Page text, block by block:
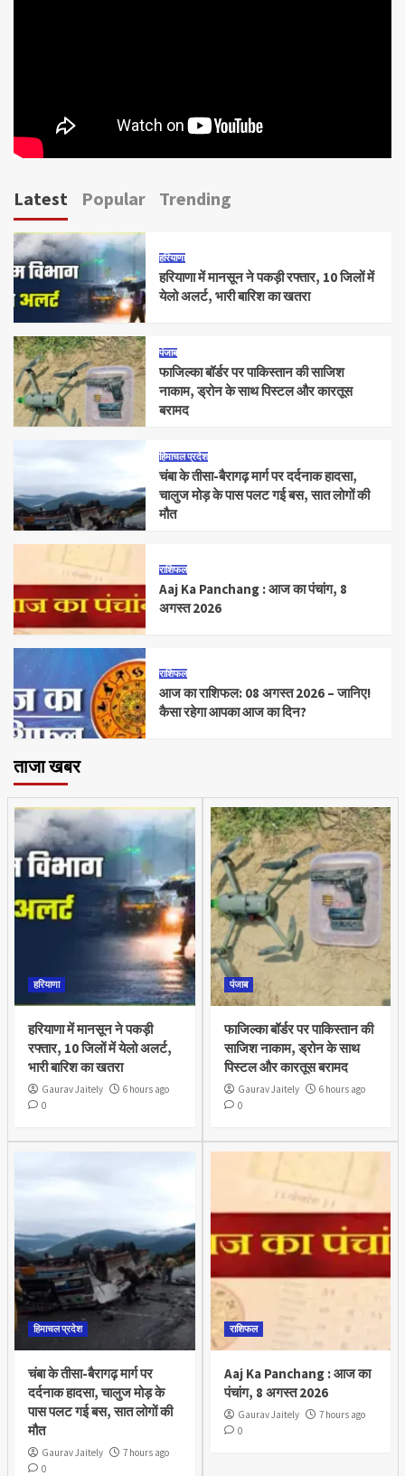
Latest Popular Trending
हरियाणा
हरियाणा में मानसून ने पकड़ी रफ्तार, 10 जिलों में
येलो अलर्ट, भारी बारिश का खतरा
पंजाब
फाजिल्का बॉर्डर पर पाकिस्तान की साजिश
नाकाम, ड्रोन के साथ पिस्टल और कारतूस
बरामद
हिमाचल प्रदेश
चंबा के तीसा-बैरागढ़ मार्ग पर दर्दनाक हादसा,
चालुज मोड़ के पास पलट गई बस, सात लोगों की
मौत
राशिफल
Aaj Ka Panchang : आज का पंचांग, 8
अगस्त 2026
राशिफल
आज का राशिफल: 08 अगस्त 2026 – जानिए!
कैसा रहेगा आपका आज का दिन?
ताजा खबर
हरियाणा
हरियाणा में मानसून ने पकड़ी
रफ्तार, 10 जिलों में येलो अलर्ट,
भारी बारिश का खतरा
Gaurav Jaitely
6 hours ago
0
पंजाब
फाजिल्का बॉर्डर पर पाकिस्तान की
साजिश नाकाम, ड्रोन के साथ
पिस्टल और कारतूस बरामद
Gaurav Jaitely
6 hours ago
0
हिमाचल प्रदेश
चंबा के तीसा-बैरागढ़ मार्ग पर
दर्दनाक हादसा, चालुज मोड़ के
पास पलट गई बस, सात लोगों की
मौत
Gaurav Jaitely
7 hours ago
0
राशिफल
Aaj Ka Panchang : आज का
पंचांग, 8 अगस्त 2026
Gaurav Jaitely
7 hours ago
0